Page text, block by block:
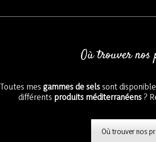
Où trouver nos
Toutes mes gammes de selssont
différents produits méditerranéens?
Où trouver nos